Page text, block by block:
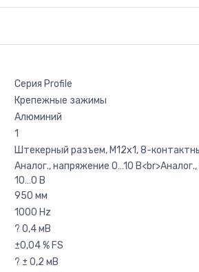
Серия Profile
Крепежные зажимы
Алюминий
1
Штекерный разъем, M12x1, 8-
Аналог., напряжение 0…10
10…0 В
950 мм
1000 Hz
? 0,4 мВ
±0,04 % FS
? ± 0,2 мВ